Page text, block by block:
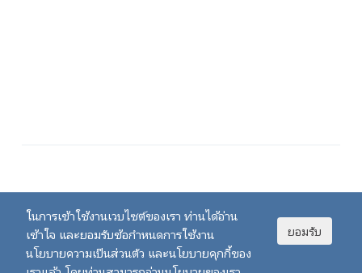
ในการเข้าใช้งานเวบไซต์ของเรา ท่านได้อ่าน
เข้าใจ และยอมรับข้อกำหนดการใช้งาน
นโยบายความเป็นส่วนตัว และนโยบายคุกกี้ของ
ยอมรับ
All right reserved, Thai Educational Jobs.